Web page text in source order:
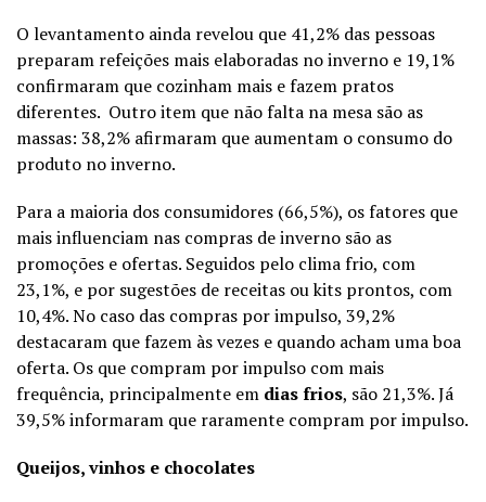
O levantamento ainda revelou que 41,2% das pessoas
preparam refeições mais elaboradas no inverno e 19,1%
confirmaram que cozinham mais e fazem pratos
diferentes. Outro item que não falta na mesa são as
massas: 38,2% afirmaram que aumentam o consumo do
produto no inverno.
Para a maioria dos consumidores (66,5%), os fatores que
mais influenciam nas compras de inverno são as
promoções e ofertas. Seguidos pelo clima frio, com
23,1%, e por sugestões de receitas ou kits prontos, com
10,4%. No caso das compras por impulso, 39,2%
destacaram que fazem às vezes e quando acham uma boa
oferta. Os que compram por impulso com mais
frequência, principalmente em dias frios, são 21,3%. Já
39,5% informaram que raramente compram por impulso.
Queijos, vinhos e chocolates